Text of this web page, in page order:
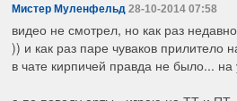
Мистер Муленфельд 28-10-2014 07:58
видео не смотрел, но как раз
)) и как раз паре чуваков прилитело
в чате кирпичей правда не было... на